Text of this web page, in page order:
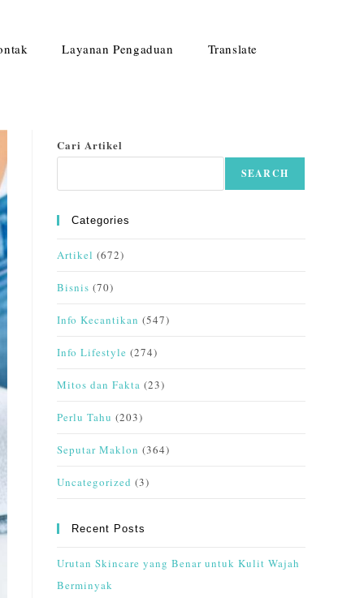
Layanan Pengaduan Translate
Cari Artikel
SEARCH
Categories
Artikel (672)
Bisnis (70)
Info Kecantikan (547)
Info Lifestyle (274)
Mitos dan Fakta (23)
Perlu Tahu (203)
Seputar Maklon (364)
Uncategorized (3)
Recent Posts
Urutan Skincare yang Benar untuk Kulit Wajah
Berminyak